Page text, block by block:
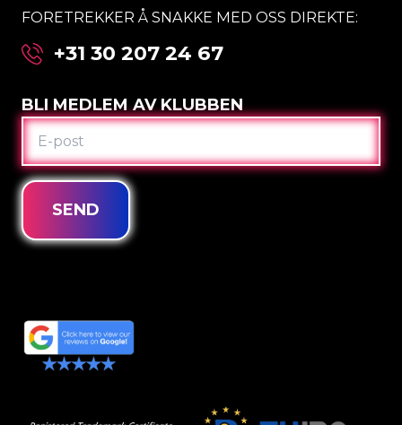
FORETREKKER Å SNAKKE MED OSS DIREKTE:
+31 30 207 24 67
BLI MEDLEM AV KLUBBEN
E-
POST
SEND